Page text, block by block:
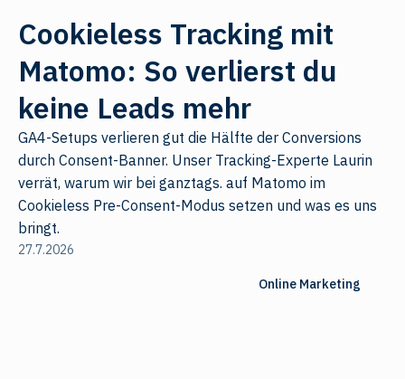
Cookieless Tracking mit
Matomo: So verlierst du
keine Leads mehr
GA4-Setups verlieren gut die Hälfte der Conversions
durch Consent-Banner. Unser Tracking-Experte Laurin
verrät, warum wir bei ganztags. auf Matomo im
Cookieless Pre-Consent-Modus setzen und was es uns
bringt.
27.7.2026
Online Marketing